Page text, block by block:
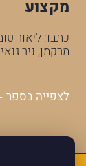
מקצוע
כתבו: ליאור
מרקמן, ניר
לצפייה בספר